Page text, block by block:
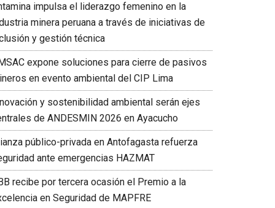
impulsa el liderazgo femenino en la
minera peruana a través de iniciativas de
y gestión técnica
expone soluciones para cierre de pasivos
en evento ambiental del CIP Lima
y sostenibilidad ambiental serán ejes
de ANDESMIN 2026 en Ayacucho
público-privada en Antofagasta refuerza
ante emergencias HAZMAT
recibe por tercera ocasión el Premio a la
en Seguridad de MAPFRE